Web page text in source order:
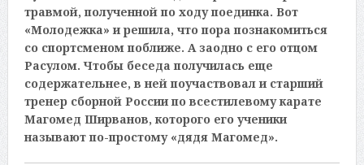
травмой, полученной по ходу поединка. Вот
«Молодежка» и решила, что пора познакомиться
со спортсменом поближе. А заодно с его отцом
Расулом. Чтобы беседа получилась еще
содержательнее, в ней поучаствовал и старший
тренер сборной России по всестилевому карате
Магомед Ширванов, которого его ученики
называют по-простому «дядя Магомед».